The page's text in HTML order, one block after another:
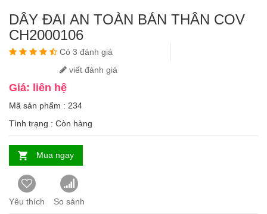
DÂY ĐAI AN TOÀN BÁN THÂN COV
CH2000106
Có 3 đánh giá
viết đánh giá
Giá: liên hệ
Mã sản phẩm : 234
Tình trạng : Còn hàng
Mua ngay
Yêu thích So sánh